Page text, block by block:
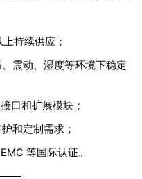
持续供应；
震动、湿度等环境下稳定
口和扩展模块；
和定制需求；
等国际认证。